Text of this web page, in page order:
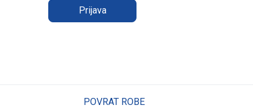
Prijava
POVRAT ROBE